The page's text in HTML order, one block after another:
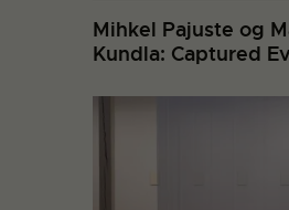
Mihkel Pajuste og
Kundla: Captured